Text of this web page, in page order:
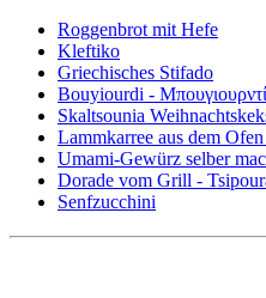
Roggenbrot mit Hefe
Kleftiko
Griechisches Stifado
Bouyiourdi -
Skaltsounia
Lammkarree aus dem
Umami-Gewürz selber
Dorade vom Grill -
Senfzucchini